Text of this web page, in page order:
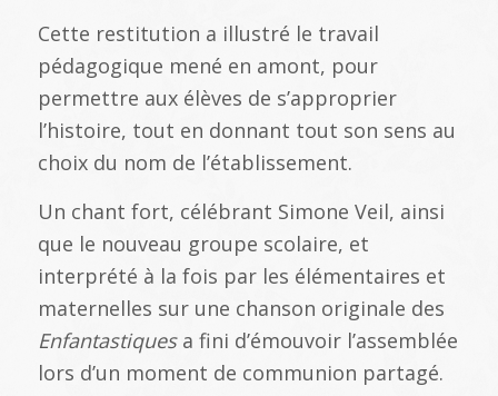
Cette restitution a illustré le travail
pédagogique mené en amont, pour
permettre aux élèves de s’approprier
l’histoire, tout en donnant tout son sens au
choix du nom de l’établissement.
Un chant fort, célébrant Simone Veil, ainsi
que le nouveau groupe scolaire, et
interprété à la fois par les élémentaires et
maternelles sur une chanson originale des
Enfantastiques a fini d’émouvoir l’assemblée
lors d’un moment de communion partagé.